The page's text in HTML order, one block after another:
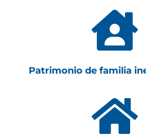

Patrimonio de familia
